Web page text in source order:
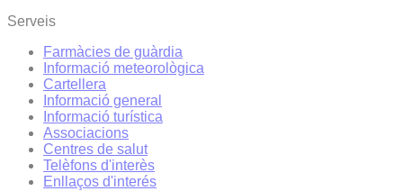
Serveis
Farmàcies de guàrdia
Informació meteorològica
Cartellera
Informació general
Informació turística
Associacions
Centres de salut
Telèfons d'interès
Enllaços d'interés